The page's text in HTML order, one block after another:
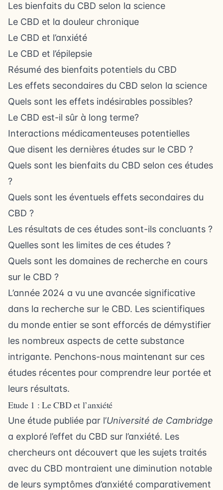
Les bienfaits du CBD selon la science
Le CBD et la douleur chronique
Le CBD et l’anxiété
Le CBD et l’épilepsie
Résumé des bienfaits potentiels du CBD
Les effets secondaires du CBD selon la science
Quels sont les effets indésirables possibles?
Le CBD est-il sûr à long terme?
Interactions médicamenteuses potentielles
Que disent les dernières études sur le CBD ?
Quels sont les bienfaits du CBD selon ces études
?
Quels sont les éventuels effets secondaires du
CBD ?
Les résultats de ces études sont-ils concluants ?
Quelles sont les limites de ces études ?
Quels sont les domaines de recherche en cours
sur le CBD ?
L’année 2024 a vu une avancée significative
dans la recherche sur le CBD. Les scientifiques
du monde entier se sont efforcés de démystifier
les nombreux aspects de cette substance
intrigante. Penchons-nous maintenant sur ces
études récentes pour comprendre leur portée et
leurs résultats.
Etude 1 : Le CBD et l’anxiété
Une étude publiée par l’Université de Cambridge
a exploré l’effet du CBD sur l’anxiété. Les
chercheurs ont découvert que les sujets traités
avec du CBD montraient une diminution notable
de leurs symptômes d’anxiété comparativement